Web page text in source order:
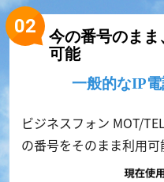
今の番号のま
可能
一般的なIP
ビジネスフォン MOT/
の番号をそのまま利用可